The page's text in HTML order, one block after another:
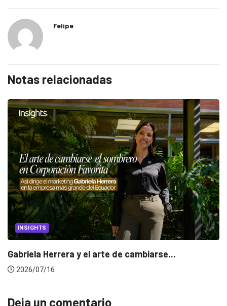
Felipe
Notas relacionadas
INSIGHTS
Gabriela Herrera y el arte de cambiarse...
2026/07/16
Deja un comentario